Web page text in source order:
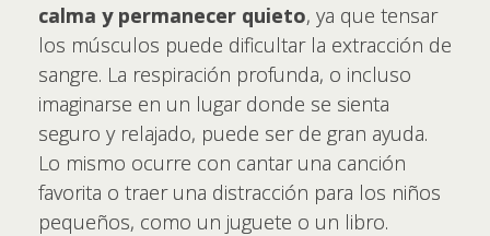
calma y permanecer quieto, ya que tensar
los músculos puede dificultar la extracción de
sangre. La respiración profunda, o incluso
imaginarse en un lugar donde se sienta
seguro y relajado, puede ser de gran ayuda.
Lo mismo ocurre con cantar una canción
favorita o traer una distracción para los niños
pequeños, como un juguete o un libro.